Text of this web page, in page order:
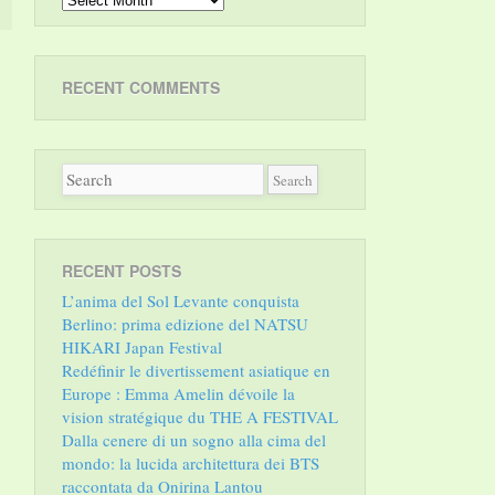
RECENT COMMENTS
RECENT POSTS
L’anima del Sol Levante conquista
Berlino: prima edizione del NATSU
HIKARI Japan Festival
Redéfinir le divertissement asiatique en
Europe : Emma Amelin dévoile la
vision stratégique du THE A FESTIVAL
Dalla cenere di un sogno alla cima del
mondo: la lucida architettura dei BTS
raccontata da Onirina Lantou